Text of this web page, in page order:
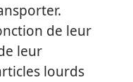
de leur
leur
lourds